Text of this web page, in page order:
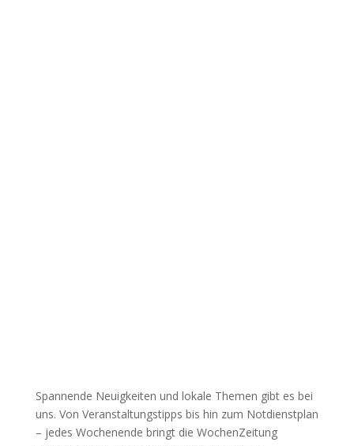
Spannende Neuigkeiten und lokale Themen gibt es bei
uns. Von Veranstaltungstipps bis hin zum Notdienstplan
– jedes Wochenende bringt die WochenZeitung